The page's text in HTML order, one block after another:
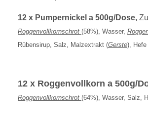
12 x Pumpernickel a 500g/Dose,
Roggenvollkornschrot (58%), Wasser,
Rübensirup, Salz, Malzextrakt (Gerste), Hefe
12 x Roggenvollkorn a 500g/
Roggenvollkornschrot (64%), Wasser, Salz,